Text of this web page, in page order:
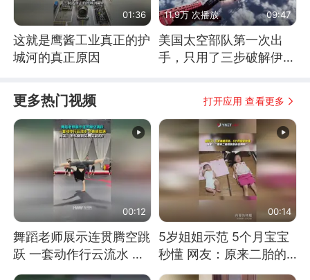
01:36
这就是鹰酱工业真正的护
城河的真正原因
11.9万 次播放 09:47
美国太空部队第一次出
手，只用了三步破解伊朗
更多热门视频 打开应用 查看更多
00:12
舞蹈老师展示连贯腾空跳
跃 一套动作行云流水 节
奏感拉满 网友：怎么做
00:14
5岁姐姐示范 5个月宝宝
秒懂 网友：原来二胎的
快乐长这样